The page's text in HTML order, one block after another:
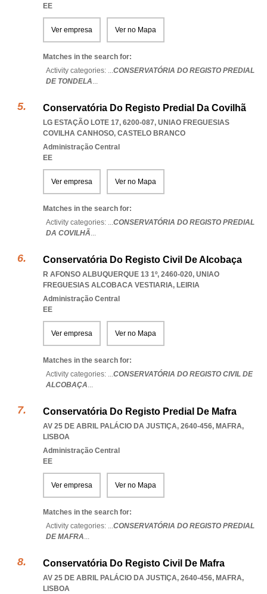
EE
Ver empresa Ver no Mapa
Matches in the search for:
Activity categories: ...CONSERVATÓRIA DO REGISTO PREDIAL
DE TONDELA...
Conservatória Do Registo Predial Da Covilhã
LG ESTAÇÃO LOTE 17, 6200-087, UNIAO FREGUESIAS
COVILHA CANHOSO, CASTELO BRANCO
Administração Central
EE
Ver empresa Ver no Mapa
Matches in the search for:
Activity categories: ...CONSERVATÓRIA DO REGISTO PREDIAL
DA COVILHÃ...
Conservatória Do Registo Civil De Alcobaça
R AFONSO ALBUQUERQUE 13 1º, 2460-020, UNIAO
FREGUESIAS ALCOBACA VESTIARIA, LEIRIA
Administração Central
EE
Ver empresa Ver no Mapa
Matches in the search for:
Activity categories: ...CONSERVATÓRIA DO REGISTO CIVIL DE
ALCOBAÇA...
Conservatória Do Registo Predial De Mafra
AV 25 DE ABRIL PALÁCIO DA JUSTIÇA, 2640-456, MAFRA,
LISBOA
Administração Central
EE
Ver empresa Ver no Mapa
Matches in the search for:
Activity categories: ...CONSERVATÓRIA DO REGISTO PREDIAL
DE MAFRA...
Conservatória Do Registo Civil De Mafra
AV 25 DE ABRIL PALÁCIO DA JUSTIÇA, 2640-456, MAFRA,
LISBOA